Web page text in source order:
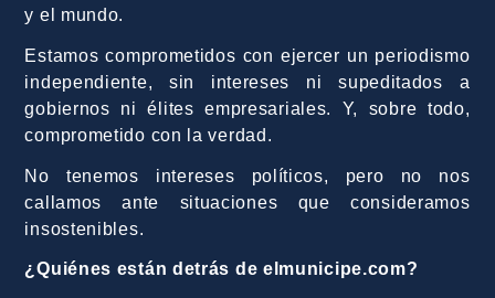
y el mundo.
Estamos comprometidos con ejercer un periodismo
independiente, sin intereses ni supeditados a
gobiernos ni élites empresariales. Y, sobre todo,
comprometido con la verdad.
No tenemos intereses políticos, pero no nos
callamos ante situaciones que consideramos
insostenibles.
¿Quiénes están detrás de elmunicipe.com?